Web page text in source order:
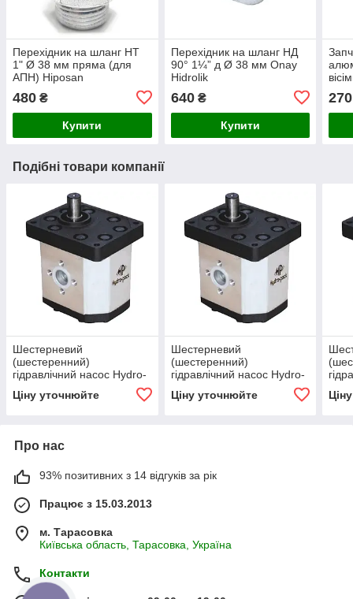
Перехідник на шланг НТ
1" Ø 38 мм пряма (для
АПН) Hiposan
480 ₴
Купити
Перехідник на шланг НД
90° 1¼” д Ø 38 мм Onay
Hidrolik
640₴
Купити
270
Подібні товари компанії
Шестерневий
(шестеренний)
гідравлічний насос Hydro-
Ціну уточнюйте
Шестерневий
(шестеренний)
гідравлічний насос Hydro-
Ціну уточнюйте
Про нас
93% позитивних з 14 відгуків за рік
Працює з 15.03.2013
м. Тарасовка
Київська область, Тарасовка, Україна
Контакти